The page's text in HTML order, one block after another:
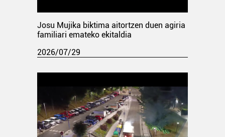
Josu Mujika biktima aitortzen duen agiria
familiari emateko ekitaldia
2026/07/29